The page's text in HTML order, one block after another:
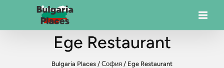
Ege Restaurant
Bulgaria Places / София / Ege Restaurant